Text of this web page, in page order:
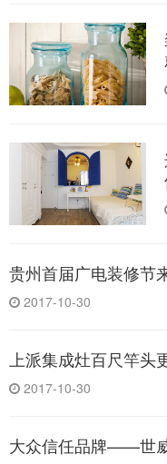
贵州首届广电装修节
2017-10-30
上派集成灶百尺竿
2017-10-30
大众信任品牌——世